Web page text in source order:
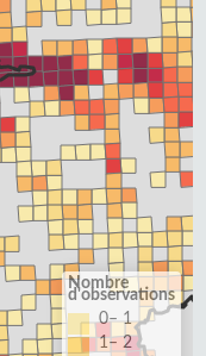
Nombre
d'observations
0– 1
1– 2